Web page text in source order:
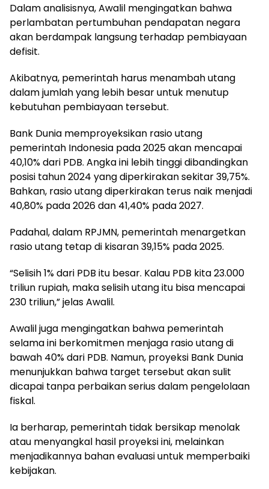
Dalam analisisnya, Awalil mengingatkan bahwa
perlambatan pertumbuhan pendapatan negara
akan berdampak langsung terhadap pembiayaan
defisit.
Akibatnya, pemerintah harus menambah utang
dalam jumlah yang lebih besar untuk menutup
kebutuhan pembiayaan tersebut.
Bank Dunia memproyeksikan rasio utang
pemerintah Indonesia pada 2025 akan mencapai
40,10% dari PDB. Angka ini lebih tinggi dibandingkan
posisi tahun 2024 yang diperkirakan sekitar 39,75%.
Bahkan, rasio utang diperkirakan terus naik menjadi
40,80% pada 2026 dan 41,40% pada 2027.
Padahal, dalam RPJMN, pemerintah menargetkan
rasio utang tetap di kisaran 39,15% pada 2025.
“Selisih 1% dari PDB itu besar. Kalau PDB kita 23.000
triliun rupiah, maka selisih utang itu bisa mencapai
230 triliun,” jelas Awalil.
Awalil juga mengingatkan bahwa pemerintah
selama ini berkomitmen menjaga rasio utang di
bawah 40% dari PDB. Namun, proyeksi Bank Dunia
menunjukkan bahwa target tersebut akan sulit
dicapai tanpa perbaikan serius dalam pengelolaan
fiskal.
Ia berharap, pemerintah tidak bersikap menolak
atau menyangkal hasil proyeksi ini, melainkan
menjadikannya bahan evaluasi untuk memperbaiki
kebijakan.